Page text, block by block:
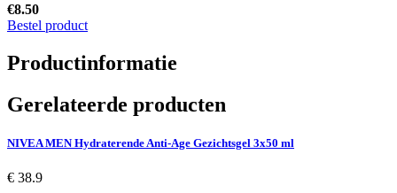
€8.50
Bestel product
Productinformatie
Gerelateerde producten
NIVEA MEN Hydraterende Anti-Age Gezichtsgel 3x50 ml
€ 38.9